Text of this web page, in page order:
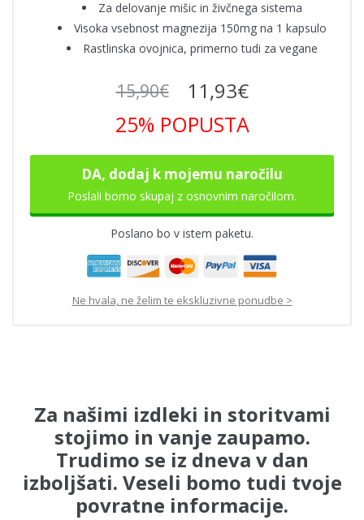
Za delovanje mišic in živčnega sistema
Visoka vsebnost magnezija 150mg na 1 kapsulo
Rastlinska ovojnica, primerno tudi za vegane
15,90€ 11,93€
25% POPUSTA
DA, dodaj k mojemu naročilu
Poslali bomo skupaj z osnovnim naročilom.
Poslano bo v istem paketu.
Ne hvala, ne želim te ekskluzivne ponudbe >
Za našimi izdleki in storitvami
stojimo in vanje zaupamo.
Trudimo se iz dneva v dan
izboljšati. Veseli bomo tudi tvoje
povratne informacije.